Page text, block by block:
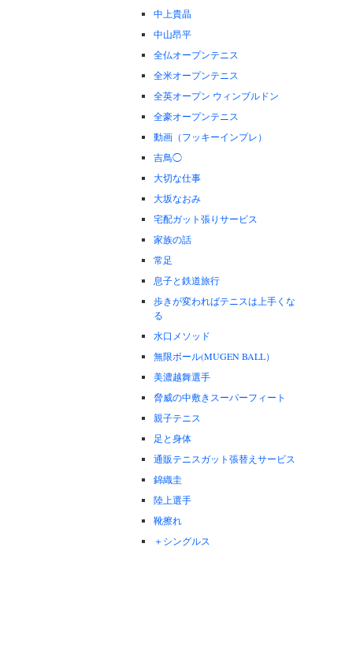
中上貴晶
中山昂平
全仏オープンテニス
全米オープンテニス
全英オープン ウィンブルドン
全豪オープンテニス
動画（フッキーインプレ）
吉鳥◯
大切な仕事
大坂なおみ
宅配ガット張りサービス
家族の話
常足
息子と鉄道旅行
歩きが変わればテニスは上手くな
る
水口メソッド
無限ボール(MUGEN BALL）
美濃越舞選手
脅威の中敷きスーパーフィート
親子テニス
足と身体
通販テニスガット張替えサービス
錦織圭
陸上選手
靴擦れ
＋シングルス